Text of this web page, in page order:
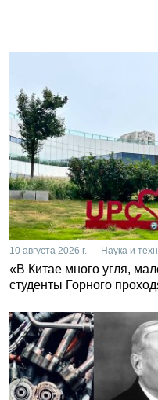
10 августа 2026 г. — Наука и
«В Китае много угля,
студенты Горного